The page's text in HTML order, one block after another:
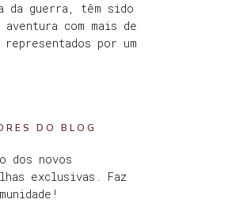
da guerra, têm sido
com mais de
representados por um
DO BLOG
dos novos
exclusivas. Faz